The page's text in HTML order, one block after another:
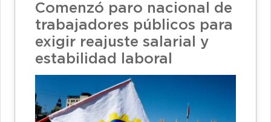
Comenzó paro nacional de
trabajadores públicos para
exigir reajuste salarial y
estabilidad laboral